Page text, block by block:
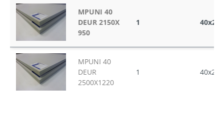
MPUNI 40
DEUR 2150X
950
1
MPUNI 40
DEUR
2500X1220
1